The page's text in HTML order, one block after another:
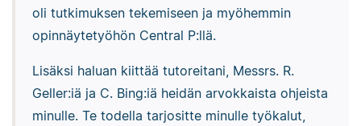
oli tutkimuksen tekemiseen ja myöhemmin
opinnäytetyöhön Central P:llä.
Lisäksi haluan kiittää tutoreitani, Messrs. R.
Geller:iä ja C. Bing:iä heidän arvokkaista ohjeista
minulle. Te todella tarjositte minulle työkalut,